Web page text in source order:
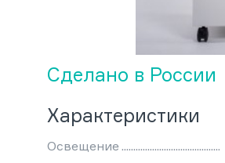
Сделано в России
Характеристики
Освещение